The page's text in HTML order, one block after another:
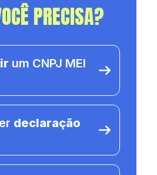
PRECISA?
um CNPJ MEI
declaração